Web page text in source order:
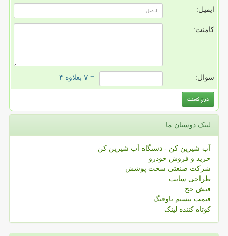
ایمیل:
کامنت:
سوال: = ۷ بعلاوه ۴
لینک دوستان ما
آب شیرین کن - دستگاه آب شیرین کن
خرید و فروش خودرو
شرکت صنعتی سخت پوشش
طراحی سایت
فیش حج
قیمت بیسیم باوفنگ
کوتاه کننده لینک